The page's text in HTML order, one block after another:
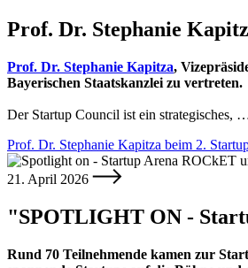
Prof. Dr. Stephanie
Prof. Dr. Stephanie Kapitza,
Bayerischen Staatskanzlei zu vertreten.
Der Startup Council ist ein strategisches,
Prof. Dr. Stephanie Kapitza beim 2.
21. April 2026
"SPOTLIGHT ON -
Rund 70 Teilnehmende kamen zur